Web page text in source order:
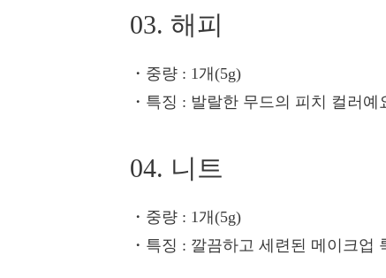
03. 해피
・중량 : 1개(5g)
・특징 : 발랄한 무드의 피치 컬러
04. 니트
・중량 : 1개(5g)
・특징 : 깔끔하고 세련된 메이크업